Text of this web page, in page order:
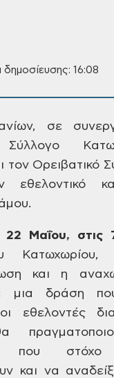
16:08
σε
Σύλλογο
τον Ορειβατικό
εθελοντικό
22 Μαΐου, στις
και η
μια δράση
εθελοντές
που
και να